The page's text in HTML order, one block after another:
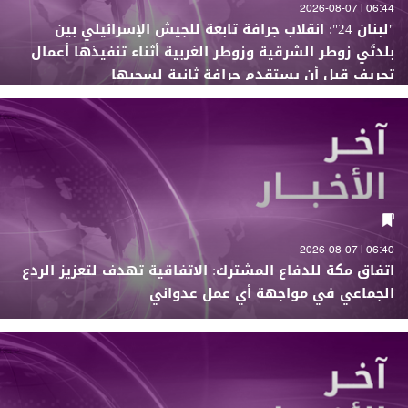
06:44 | 2026-08-07
"لبنان 24": انقلاب جرافة تابعة للجيش الإسرائيلي بين
بلدتَي زوطر الشرقية وزوطر الغربية أثناء تنفيذها أعمال
تجريف قبل أن يستقدم جرافة ثانية لسحبها
06:40 | 2026-08-07
اتفاق مكة للدفاع المشترك: الاتفاقية تهدف لتعزيز الردع
الجماعي في مواجهة أي عمل عدواني